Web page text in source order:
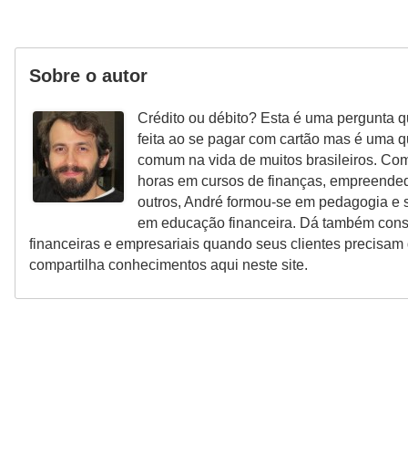
Sobre o autor
Crédito ou débito? Esta é uma pergunta
feita ao se pagar com cartão mas é uma
comum na vida de muitos brasileiros.
horas em cursos de finanças,
outros, André formou-se em pedagogia e
em educação financeira. Dá também
financeiras e empresariais quando seus clientes precisam
compartilha conhecimentos aqui neste site.